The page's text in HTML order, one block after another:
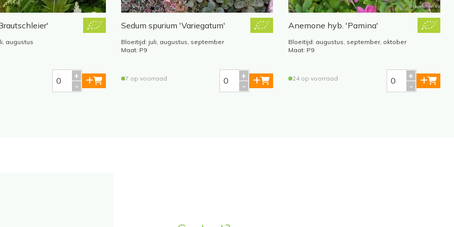
augustus
Sedum spurium 'Variegatum'
Bloeitijd: juli, augustus, september
Maat: P9
7 op voorraad
Anemone hyb. 'Pamina'
Bloeitijd: augustus, september, oktober
Maat: P9
24 op voorraad